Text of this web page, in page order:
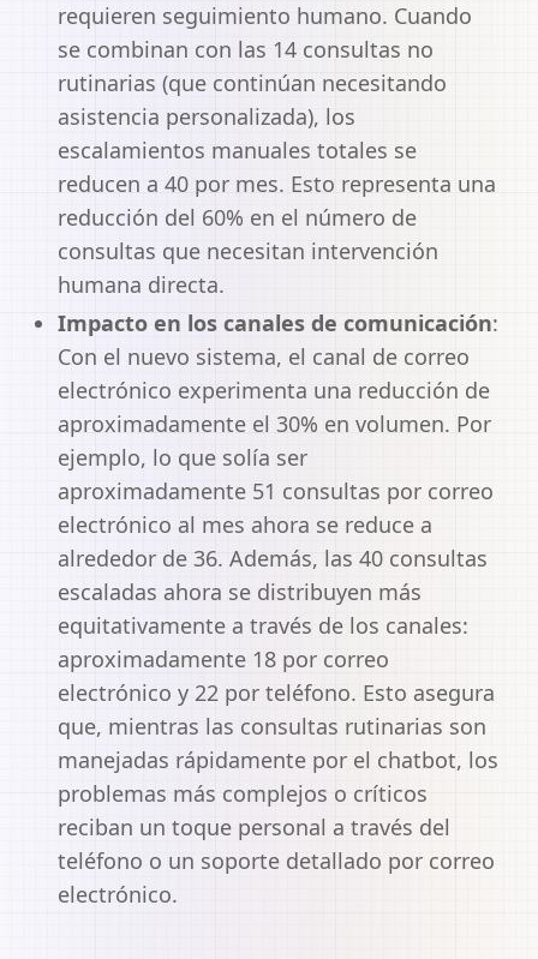
requieren seguimiento humano. Cuando
se combinan con las 14 consultas no
rutinarias (que continúan necesitando
asistencia personalizada), los
escalamientos manuales totales se
reducen a 40 por mes. Esto representa una
reducción del 60% en el número de
consultas que necesitan intervención
humana directa.
Impacto en los canales de comunicación:
Con el nuevo sistema, el canal de correo
electrónico experimenta una reducción de
aproximadamente el 30% en volumen. Por
ejemplo, lo que solía ser
aproximadamente 51 consultas por correo
electrónico al mes ahora se reduce a
alrededor de 36. Además, las 40 consultas
escaladas ahora se distribuyen más
equitativamente a través de los canales:
aproximadamente 18 por correo
electrónico y 22 por teléfono. Esto asegura
que, mientras las consultas rutinarias son
manejadas rápidamente por el chatbot, los
problemas más complejos o críticos
reciban un toque personal a través del
teléfono o un soporte detallado por correo
electrónico.